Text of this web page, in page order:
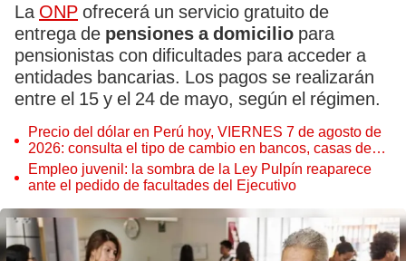
La ONP ofrecerá un servicio gratuito de
entrega de pensiones a domicilio para
pensionistas con dificultades para acceder a
entidades bancarias. Los pagos se realizarán
entre el 15 y el 24 de mayo, según el régimen.
Precio del dólar en Perú hoy, VIERNES 7 de agosto de
2026: consulta el tipo de cambio en bancos, casas de
cambio y plataformas digitales
Empleo juvenil: la sombra de la Ley Pulpín reaparece
ante el pedido de facultades del Ejecutivo